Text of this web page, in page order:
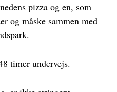
pizza og en, som
og måske sammen med
timer undervejs.